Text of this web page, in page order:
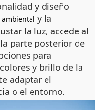
y diseño
ambiental y la
la luz, accede al
parte posterior de
para
y brillo de la
adaptar el
o el entorno.